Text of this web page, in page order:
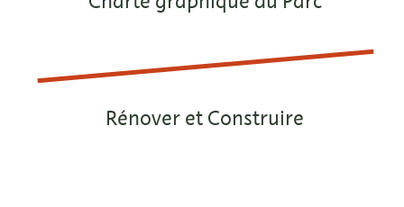
Rénover et Construire